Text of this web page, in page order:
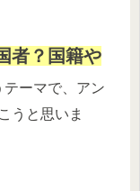
者？国籍や
テーマで、アン
うと思いま